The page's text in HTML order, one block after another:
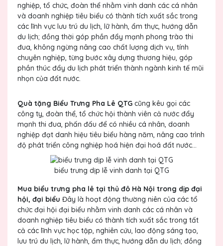
nghiệp, tổ chức, đoàn thể nhằm vinh danh các cá nhân
và doanh nghiệp tiêu biểu có thành tích xuất sắc trong
các lĩnh vực lưu trú du lịch, lữ hành, ẩm thực, hướng dẫn
du lịch; đồng thời góp phần đẩy mạnh phong trào thi
đua, không ngừng nâng cao chất lượng dịch vụ, tính
chuyên nghiệp, từng bước xây dựng thương hiệu, góp
phần thúc đẩy du lịch phát triển thành ngành kinh tế mũi
nhọn của đất nước.
Quà tặng Biểu Trưng Pha Lê QTG cũng kêu gọi các
công ty, đoàn thể, tổ chức hội thành viên cả nước đẩy
mạnh thi đua, phấn đấu để có nhiều cá nhân, doanh
nghiệp đạt danh hiệu tiêu biểu hàng năm, nâng cao trình
độ phát triển công nghiệp hoá hiện đại hoá đất nước...
biểu trưng dịp lễ vinh danh tại QTG
Mua biểu trưng pha lê tại thủ đô Hà Nội trong dịp đại
hội, đại biểu Đây là hoạt động thường niên của các tổ
chức đại hội đại biểu nhằm vinh danh các cá nhân và
doanh nghiệp tiêu biểu có thành tích xuất sắc trong tất
cả các lĩnh vực học tập, nghiên cứu, lao động sáng tạo,
lưu trú du lịch, lữ hành, ẩm thực, hướng dẫn du lịch; đồng